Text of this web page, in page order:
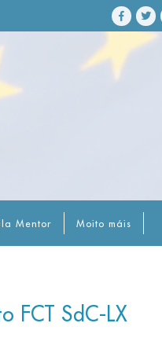
Mentor Moito máis
FCT SdC-LX